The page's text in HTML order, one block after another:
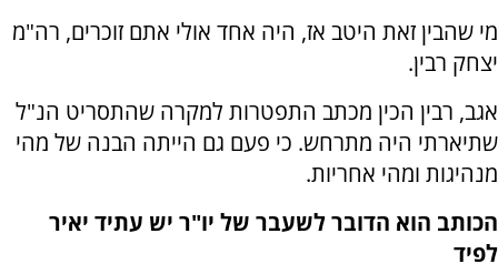
מי שהבין זאת היטב אז, היה אחד אולי אתם זוכרים, רה"מ
יצחק רבין.
אגב, רבין הכין מכתב התפטרות למקרה שהתסריט הנ"ל
שתיארתי היה מתרחש. כי פעם גם הייתה הבנה של מהי
מנהיגות ומהי אחריות.
הכותב הוא הדובר לשעבר של יו"ר יש עתיד יאיר
לפיד